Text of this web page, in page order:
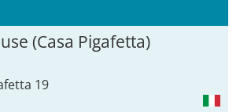
(Casa Pigafetta)
19